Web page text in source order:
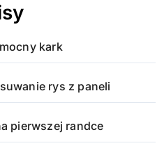
kark
rys z paneli
pierwszej randce